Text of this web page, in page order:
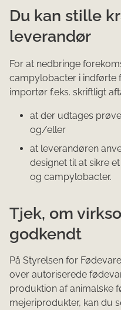
Du kan stille
leverandør
For at nedbringe
campylobacter i indførte
importør f.eks. skriftligt
at der udtages
og/eller
at leverandøren
designet til at sikre
og campylobacter.
Tjek, om
godkendt
På Styrelsen for
over autoriserede
produktion af animalske
mejeriprodukter, kan du